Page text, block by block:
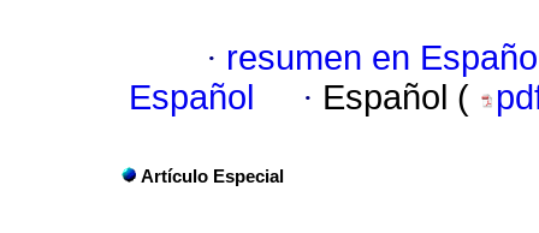
· resumen en
Español
· Español (
Artículo Especial